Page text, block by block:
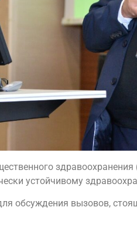
устойчивому
обсуждения вызовов,